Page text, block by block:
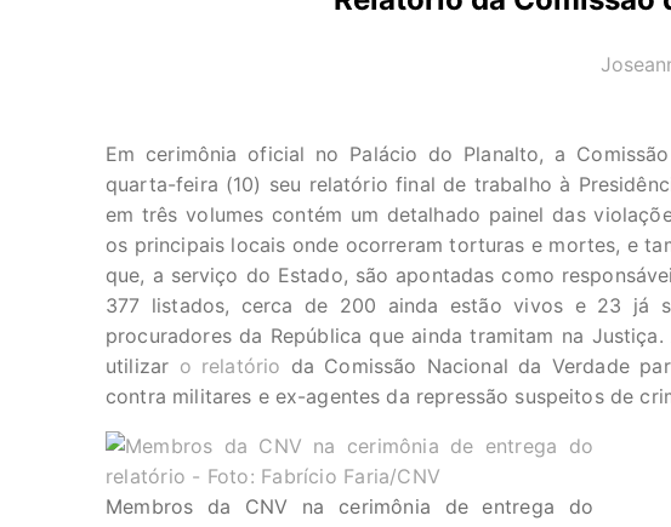
Em cerimônia oficial no Palácio do Planalto, a
quarta-feira (10) seu relatório final de trabalho à
em três volumes contém um detalhado painel das
os principais locais onde ocorreram torturas e mortes, e
que, a serviço do Estado, são apontadas como
377 listados, cerca de 200 ainda estão vivos e 23 já
procuradores da República que ainda tramitam na
utilizar o relatório da Comissão Nacional da Verdade
contra militares e ex-agentes da repressão suspeitos de
Membros da CNV na cerimônia de entrega do